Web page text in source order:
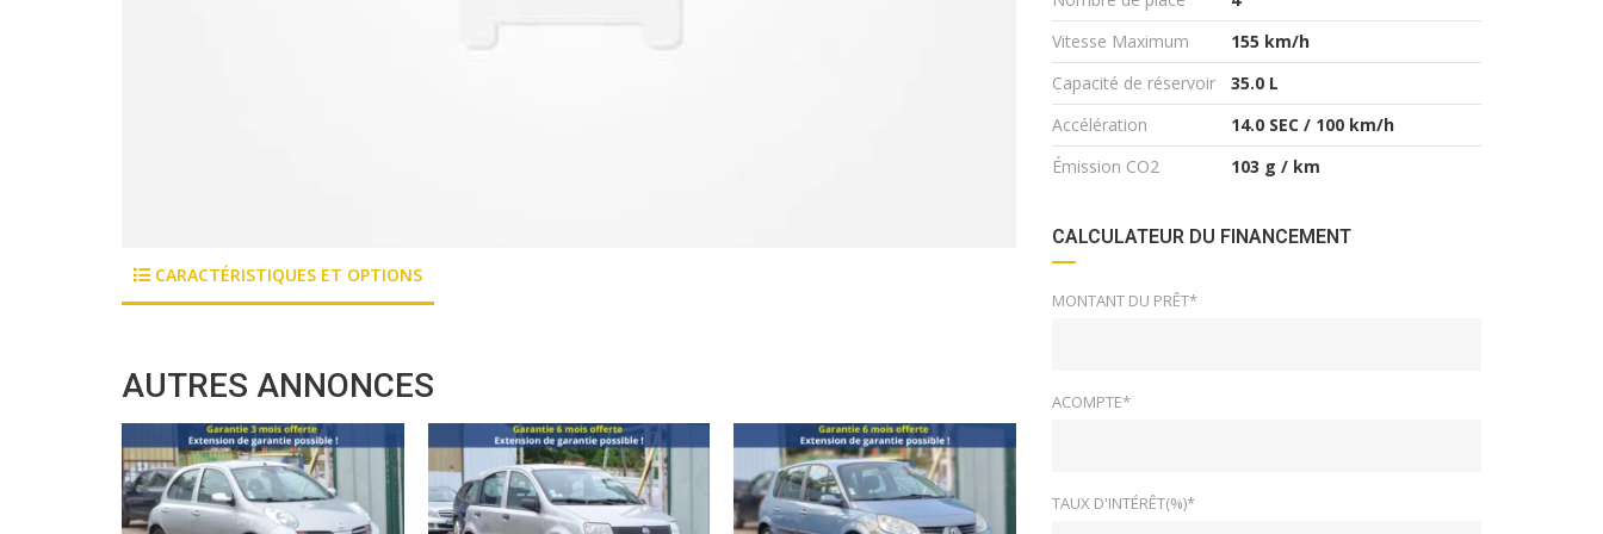
CARACTÉRISTIQUES ET OPTIONS
AUTRES ANNONCES
Vitesse Maximum
155 km/h
Capacité de réservoir
35.0 L
Accélération
14.0 SEC / 100 km/h
Émission CO2
103 g / km
CALCULATEUR DU FINANCEMENT
MONTANT DU PRÊT*
ACOMPTE*
TAUX D'INTÉRÊT(%)*